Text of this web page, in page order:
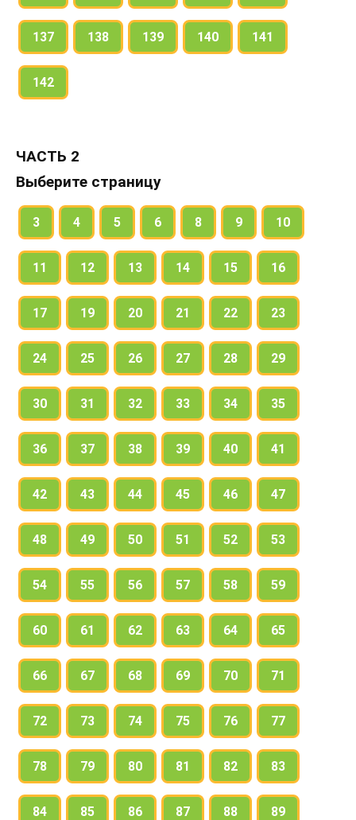
137 138 139 140 141
142
ЧАСТЬ 2
Выберите страницу
3 4 5 6 8 9 10
11 12 13 14 15 16
17 19 20 21 22 23
24 25 26 27 28 29
30 31 32 33 34 35
36 37 38 39 40 41
42 43 44 45 46 47
48 49 50 51 52 53
54 55 56 57 58 59
60 61 62 63 64 65
66 67 68 69 70 71
72 73 74 75 76 77
78 79 80 81 82 83
84 85 86 87 88 89